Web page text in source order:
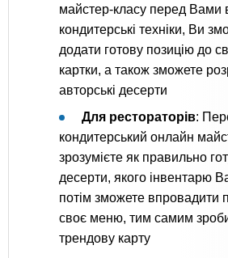
майстер-класу перед Вами
кондитерські техніки, Ви
додати готову позицію до
картки, а також зможете
авторські десерти
Для рестораторів:
кондитерський онлайн
зрозумієте як правильно
десерти, якого інвентарю
потім зможете впровадити
своє меню, тим самим
трендову карту